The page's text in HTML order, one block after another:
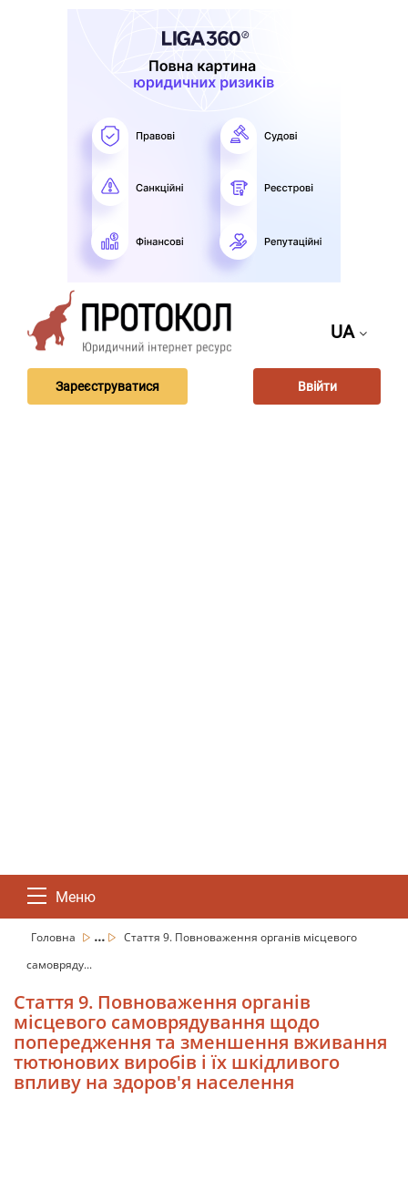
UA
Зареєструватися Ввійти
Меню
Головна ...
Стаття 9. Повноваження органів місцевого
самовряду...
Стаття 9. Повноваження органів
місцевого самоврядування щодо
попередження та зменшення вживання
тютюнових виробів і їх шкідливого
впливу на здоров'я населення